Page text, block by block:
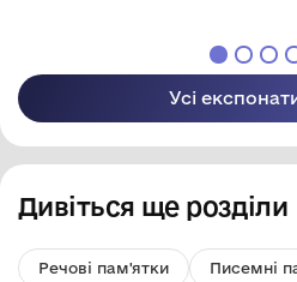
Усі
Дивіться ще розділи
Речові пам'ятки Писемні